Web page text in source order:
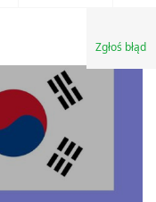
Zgłoś błąd